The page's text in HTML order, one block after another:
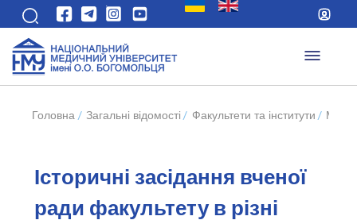
Головна / Загальні відомості / Факультети та інститути /
Історичні засідання вченої
ради факультету в різні